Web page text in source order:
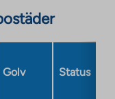
Golv Status